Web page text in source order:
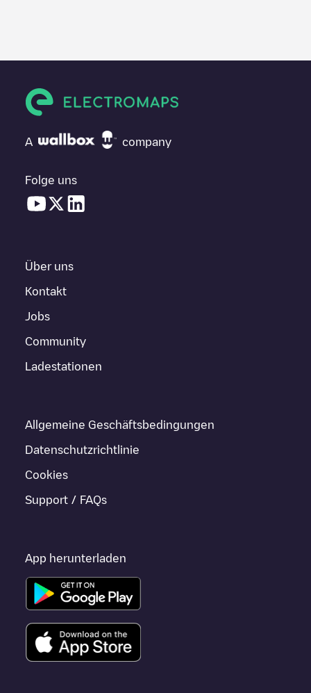
A company
Folge uns
Über uns
Kontakt
Jobs
Community
Ladestationen
Allgemeine Geschäftsbedingungen
Datenschutzrichtlinie
Cookies
Support / FAQs
App herunterladen